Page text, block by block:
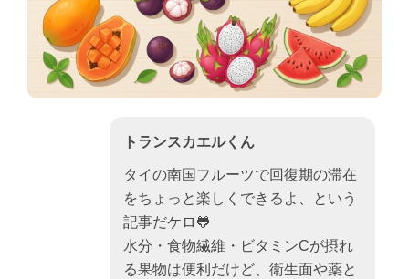
トランスカエルくん
タイの南国フルーツで回復期の滞在
をちょっと楽しくできるよ、という
記事だケロ🐸
水分・食物繊維・ビタミンCが摂れ
る果物は便利だけど、衛生面や薬と